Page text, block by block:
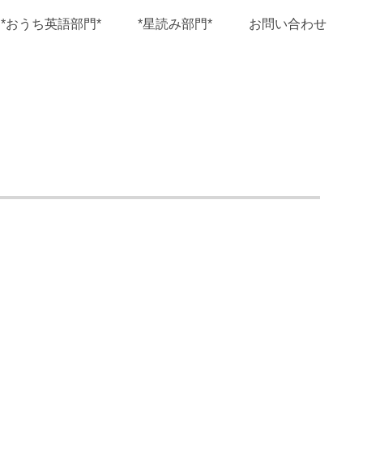
*おうち英語部門* *星読み部門* お問い合わせ